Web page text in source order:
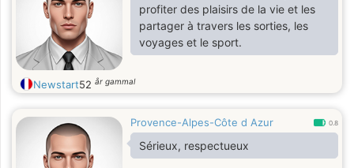
profiter des plaisirs de la vie et les
partager à travers les sorties, les
voyages et le sport.
Newstart52 år gammal
Provence-Alpes-Côte d Azur 0.8
Sérieux, respectueux